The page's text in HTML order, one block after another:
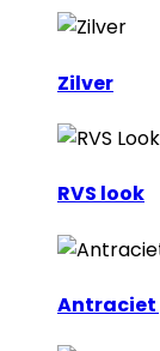
Zilver
RVS look
Antraciet